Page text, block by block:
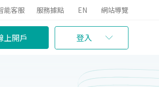
能客服 服務據點 EN 網站導覽
上開戶 登入